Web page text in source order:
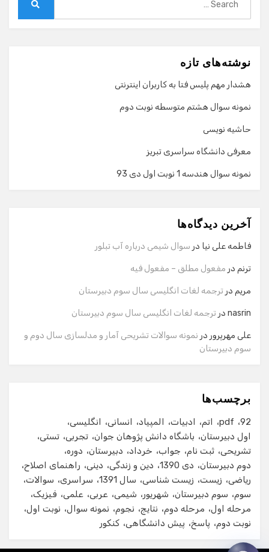
نوشته‌های تازه
هشدار مهم پلیس فتا به کاربران اینترنتی
نمونه سوال هشتم متوسطه نوبت دوم
حاشیه نویسی
معرفی دانشگاه سراسری تبریز
نمونه سوال هندسه 1 نوبت اول دی 93
آخرین دیدگاه‌ها
فاطمه علی نیا در سوال شیمی درباره آب تبلور
ترنم در مفعول مطلق – مفعول فیه
مریم در ترجمه لغات انگلیسی سال سوم دبیرستان
nasrin در ترجمه لغات انگلیسی سال سوم دبیرستان
علی مهرپرور در نمونه سوالات تشریحی آمار و مدلسازی سال دوم و
سوم دبیرستان
برچسب‌ها
92
pdf اتم ادبیات المپیاد انسانی
انگلیسی
اول دبیرستان
باشگاه دانش پژوهان جوان تجربی تستی
تشریحی ثبت نام جواب خرداد دبیرستان
دوره
دوم دبیرستان
دی 1390 دین و زندگی دینی
راهنمای اصلاح
ریاضی
زیست زیست شناسی سال 1391 سراسری
سوالات
سوم
سوم دبیرستان شهریور شیمی عربی علمی
فیزیک
مرحله اول
مرحله دوم نتایج نجوم نمونه سوال
نوبت اول
نوبت دوم
پاسخ پیش دانشگاهی کنکور
گفت‌وگو با دستیار هوشمند
سلام! برای شروع گفت‌وگو لطفاً شماره تماس یا ایمیل خود را
وارد کنید.
ایمیل